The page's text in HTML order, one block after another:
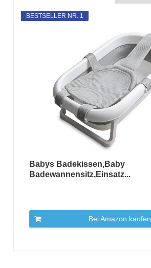
BESTSELLER NR. 1
Babys Badekissen,Baby
Badewannensitz,Einsatz...
Bei Amazon kaufen